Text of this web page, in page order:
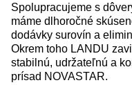
Spolupracujeme s
máme dlhoročné
dodávky surovín a
Okrem toho LANDU
stabilnú, udržateľnú a
prísad NOVASTAR.